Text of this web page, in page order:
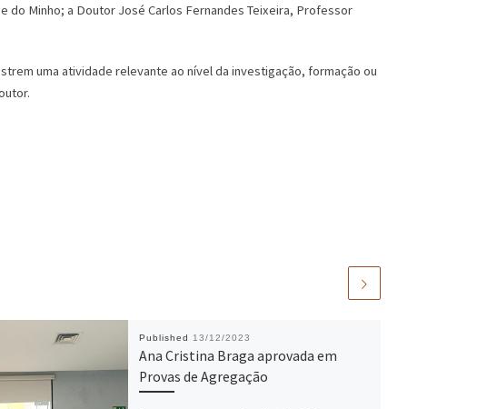
do Minho; a Doutor José Carlos Fernandes Teixeira, Professor
uma atividade relevante ao nível da investigação, formação ou
Published 13/12/2023
Ana Cristina Braga aprovada em
Provas de Agregação